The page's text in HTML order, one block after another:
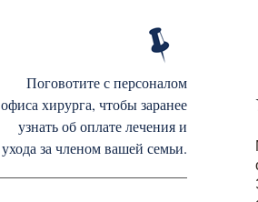
Поговотите с персоналом
офиса хирурга, чтобы заранее
узнать об оплате лечения и
ухода за членом вашей семьи.